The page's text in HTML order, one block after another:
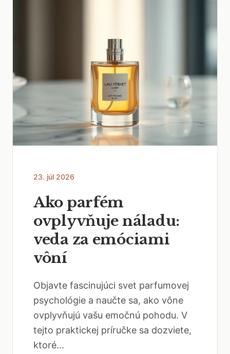
23. júl 2026
Ako parfém
ovplyvňuje náladu:
veda za emóciami
vôní
Objavte fascinujúci svet parfumovej
psychológie a naučte sa, ako vône
ovplyvňujú vašu emočnú pohodu. V
tejto praktickej príručke sa dozviete,
ktoré...